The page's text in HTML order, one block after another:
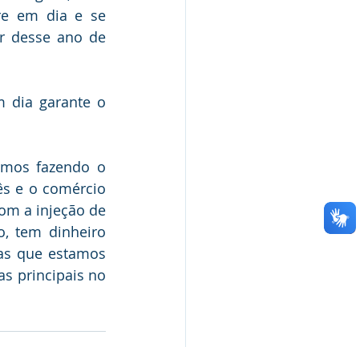
em dia e se
desse ano de
dia garante o
fazendo o
e o comércio
a injeção de
tem dinheiro
que estamos
principais no